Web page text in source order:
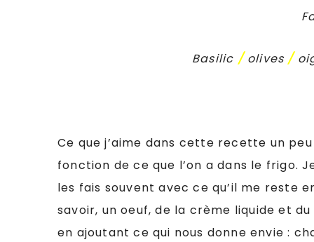
Basilic /olives /
Ce que j’aime dans cette recette un
fonction de ce que l’on a dans le frigo.
les fais souvent avec ce qu’il me reste
savoir, un oeuf, de la crème liquide et
en ajoutant ce qui nous donne envie :